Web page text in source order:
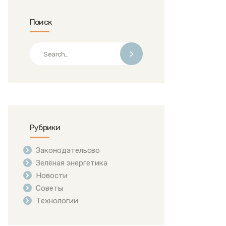
Поиск
>
Рубрики
Законодательсво
Зелёная энергетика
Новости
Советы
Технологии